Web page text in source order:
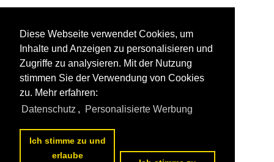
Diese Webseite verwendet Cookies, um
Inhalte und Anzeigen zu personalisieren und
Zugriffe zu analysieren. Mit der Nutzung
stimmen Sie der Verwendung von Cookies
zu. Mehr erfahren:
Datenschutz , Personalisierte Werbung
Ich stimme zu und
erlaube